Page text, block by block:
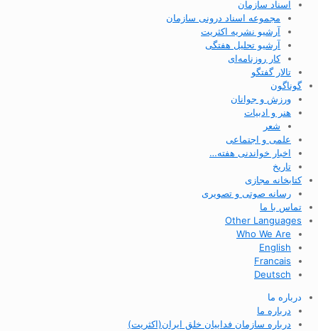
اسناد سازمان
مجموعه اسناد درونی سازمان
آرشیو نشریه اکثریت
آرشیو تحلیل هفتگی
کار روزنامه‌ای
تالار گفتگو
گوناگون
ورزش و جوانان
هنر و ادبیات
شعر
علمی و اجتماعی
اخبار خواندنی هفته…
تاریخ
کتابخانه مجازی
رسانه صوتی و تصویری
تماس با ما
Other Languages
Who We Are
English
Francais
Deutsch
درباره ما
درباره ما
درباره سازمان فداییان خلق ایران(اکثریت)